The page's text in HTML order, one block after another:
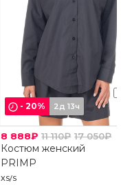
-20% 2д 13ч
8 888₽ 11 110₽ 17 050₽
Костюм женский
PRIMP
XS/S